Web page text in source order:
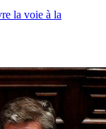
la voie à la